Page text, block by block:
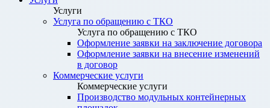
Услуги
Услуга по обращению с ТКО
Услуга по обращению с ТКО
Оформление заявки на заключение договора
Оформление заявки на внесение изменений
в договор
Коммерческие услуги
Коммерческие услуги
Производство модульных контейнерных